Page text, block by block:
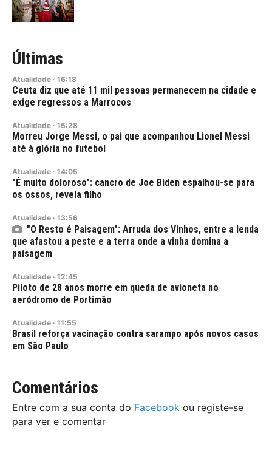
Últimas
Atualidade · 16:18
Ceuta diz que até 11 mil pessoas permanecem na cidade e
exige regressos a Marrocos
Atualidade · 15:28
Morreu Jorge Messi, o pai que acompanhou Lionel Messi
até à glória no futebol
Atualidade · 14:05
"É muito doloroso": cancro de Joe Biden espalhou-se para
os ossos, revela filho
Atualidade · 13:56
"O Resto é Paisagem": Arruda dos Vinhos, entre a lenda
que afastou a peste e a terra onde a vinha domina a
paisagem
Atualidade · 12:45
Piloto de 28 anos morre em queda de avioneta no
aeródromo de Portimão
Atualidade · 11:55
Brasil reforça vacinação contra sarampo após novos casos
em São Paulo
Comentários
Entre com a sua conta do Facebook ou registe-se
para ver e comentar